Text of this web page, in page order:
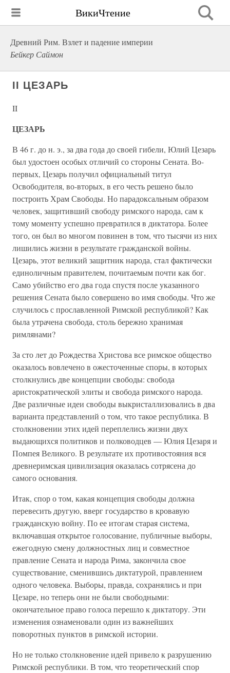
ВикиЧтение
Древний Рим. Взлет и падение империи
Бейкер Саймон
II ЦЕЗАРЬ
II
ЦЕЗАРЬ
В 46 г. до н. э., за два года до своей гибели, Юлий Цезарь
был удостоен особых отличий со стороны Сената. Во-
первых, Цезарь получил официальный титул
Освободителя, во-вторых, в его честь решено было
построить Храм Свободы. Но парадоксальным образом
человек, защитивший свободу римского народа, сам к
тому моменту успешно превратился в диктатора. Более
того, он был во многом повинен в том, что тысячи из них
лишились жизни в результате гражданской войны.
Цезарь, этот великий защитник народа, стал фактически
единоличным правителем, почитаемым почти как бог.
Само убийство его два года спустя после указанного
решения Сената было совершено во имя свободы. Что же
случилось с прославленной Римской республикой? Как
была утрачена свобода, столь бережно хранимая
римлянами?
За сто лет до Рождества Христова все римское общество
оказалось вовлечено в ожесточенные споры, в которых
столкнулись две концепции свободы: свобода
аристократической элиты и свобода римского народа.
Две различные идеи свободы выкристаллизовались в два
варианта представлений о том, что такое республика. В
столкновении этих идей переплелись жизни двух
выдающихся политиков и полководцев — Юлия Цезаря и
Помпея Великого. В результате их противостояния вся
древнеримская цивилизация оказалась сотрясена до
самого основания.
Итак, спор о том, какая концепция свободы должна
перевесить другую, вверг государство в кровавую
гражданскую войну. По ее итогам старая система,
включавшая открытое голосование, публичные выборы,
ежегодную смену должностных лиц и совместное
правление Сената и народа Рима, закончила свое
существование, сменившись диктатурой, правлением
одного человека. Выборы, правда, сохранялись и при
Цезаре, но теперь они не были свободными:
окончательное право голоса перешло к диктатору. Эти
изменения ознаменовали один из важнейших
поворотных пунктов в римской истории.
Но не только столкновение идей привело к разрушению
Римской республики. В том, что теоретический спор